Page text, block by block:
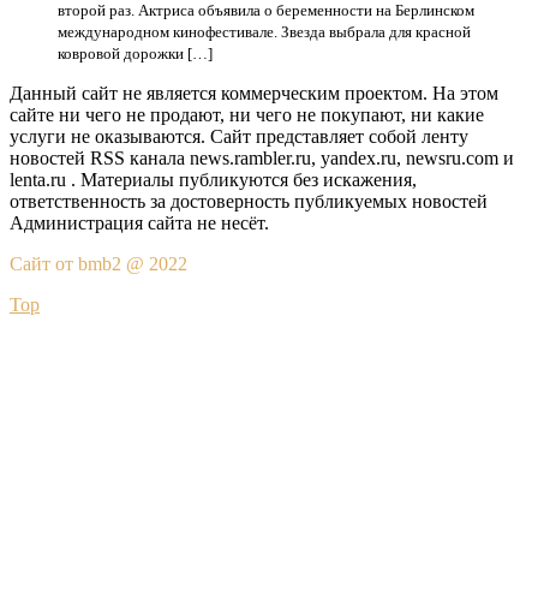
второй раз. Актриса объявила о беременности на Берлинском
международном кинофестивале. Звезда выбрала для красной
ковровой дорожки […]
Данный сайт не является коммерческим проектом. На этом
сайте ни чего не продают, ни чего не покупают, ни какие
услуги не оказываются. Сайт представляет собой ленту
новостей RSS канала news.rambler.ru, yandex.ru, newsru.com и
lenta.ru . Материалы публикуются без искажения,
ответственность за достоверность публикуемых новостей
Администрация сайта не несёт.
Сайт от bmb2 @ 2022
Top